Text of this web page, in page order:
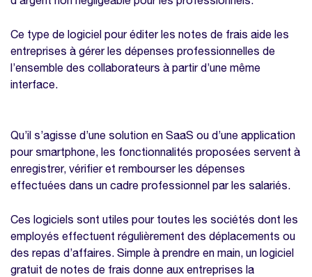
frais ?
Pourquoi utiliser un logiciel gratuit de notes
Nos modèles à télécharger sur la même
thématique
Modèle de calcul des frais kilométriques
Ce type de logiciel pour éditer les notes de frais aide les
entreprises à gérer les dépenses professionnelles de
l’ensemble des collaborateurs à partir d’une même
interface.
Qu’il s’agisse d’une solution en SaaS ou d’une application
pour smartphone, les fonctionnalités proposées servent à
enregistrer, vérifier et rembourser les dépenses
effectuées dans un cadre professionnel par les salariés.
Ces logiciels sont utiles pour toutes les sociétés dont les
employés effectuent régulièrement des déplacements ou
des repas d’affaires. Simple à prendre en main, un logiciel
gratuit de notes de frais donne aux entreprises la